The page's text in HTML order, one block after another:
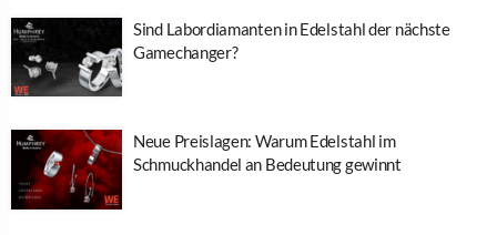
Sind Labordiamanten in Edelstahl der nächste
Gamechanger?
Neue Preislagen: Warum Edelstahl im
Schmuckhandel an Bedeutung gewinnt